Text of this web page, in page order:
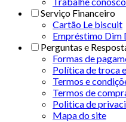
Serviço Financeiro
Cartão Le biscuit
Empréstimo Dim
Perguntas e
Formas de
Política de troca
Termos e
Termos de
Politica de
Mapa do site